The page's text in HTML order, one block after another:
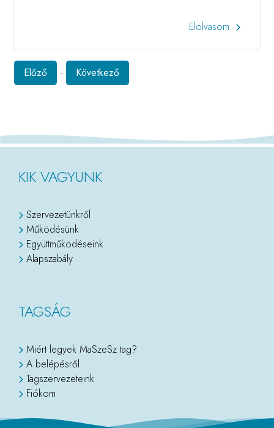
Elolvasom
Előző - Következő
KIK VAGYUNK
Szervezetünkről
Működésünk
Együttműködéseink
Alapszabály
TAGSÁG
Miért legyek MaSzeSz tag?
A belépésről
Tagszervezeteink
Fiókom